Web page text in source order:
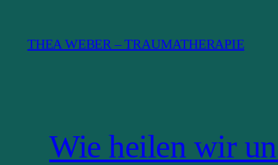
springen
THEA WEBER – TRAUMATHERAPIE
Wie heilen wir